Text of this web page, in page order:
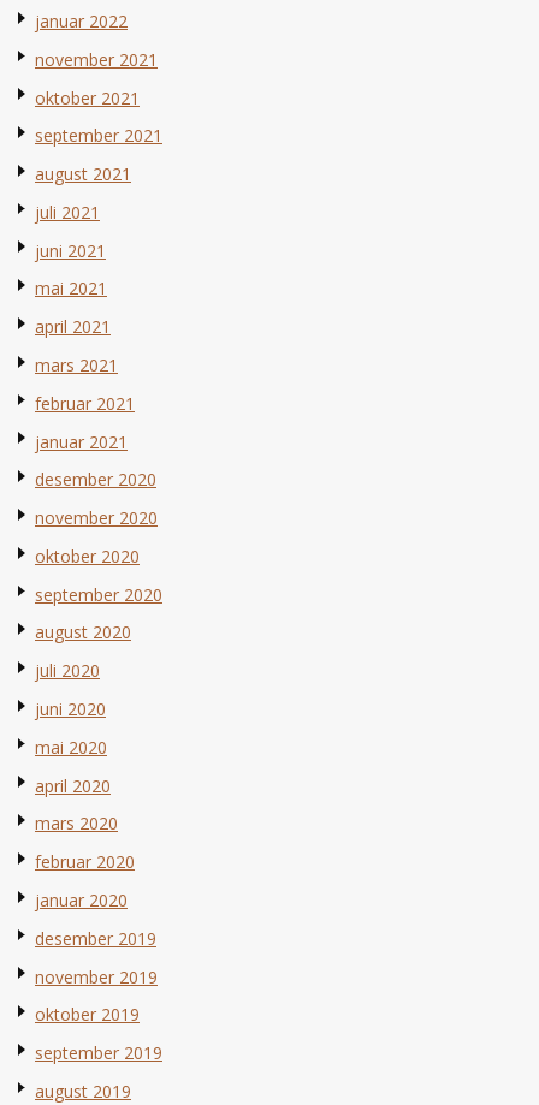
januar 2022
november 2021
oktober 2021
september 2021
august 2021
juli 2021
juni 2021
mai 2021
april 2021
mars 2021
februar 2021
januar 2021
desember 2020
november 2020
oktober 2020
september 2020
august 2020
juli 2020
juni 2020
mai 2020
april 2020
mars 2020
februar 2020
januar 2020
desember 2019
november 2019
oktober 2019
september 2019
august 2019